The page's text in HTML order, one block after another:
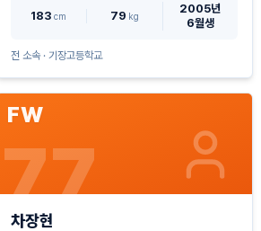
183 cm 79 kg
2005년
6월생
전 소속 · 기장고등학교
FW
77
차장현